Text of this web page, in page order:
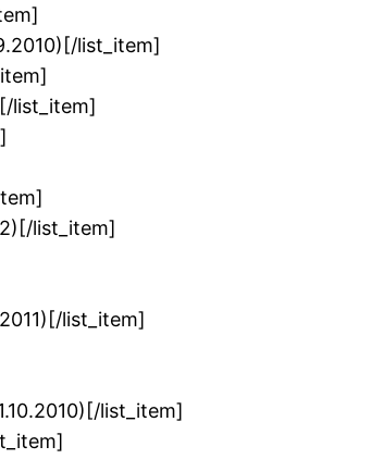
list_item]
list_item]
list_item]
list_item]
list_item]